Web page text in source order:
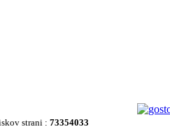
strani : 73354033